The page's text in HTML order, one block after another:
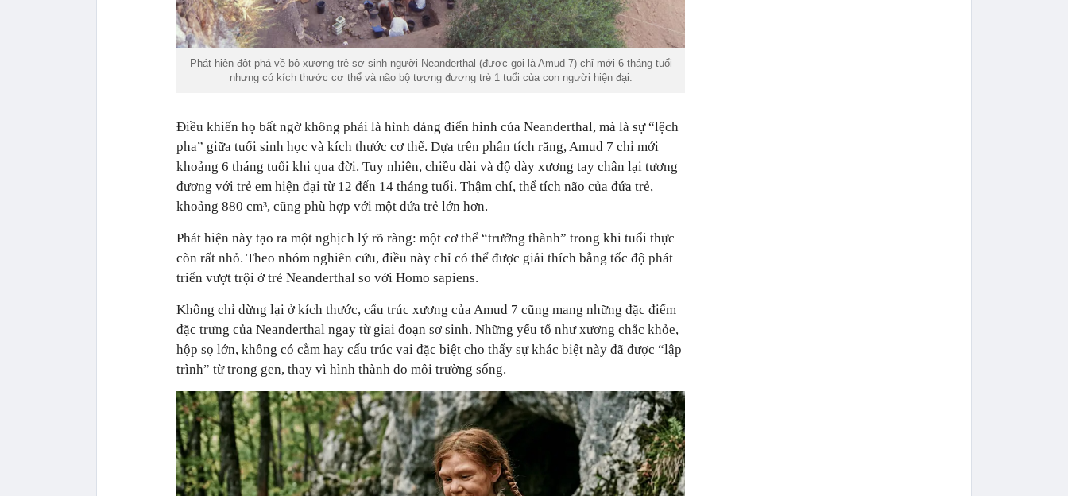
Phát hiện đột phá về bộ xương trẻ sơ sinh người Neanderthal (được gọi là Amud 7) chỉ mới 6 tháng tuổi
nhưng có kích thước cơ thể và não bộ tương đương trẻ 1 tuổi của con người hiện đại.
Điều khiến họ bất ngờ không phải là hình dáng điển hình của Neanderthal, mà là sự “lệch
pha” giữa tuổi sinh học và kích thước cơ thể. Dựa trên phân tích răng, Amud 7 chỉ mới
khoảng 6 tháng tuổi khi qua đời. Tuy nhiên, chiều dài và độ dày xương tay chân lại tương
đương với trẻ em hiện đại từ 12 đến 14 tháng tuổi. Thậm chí, thể tích não của đứa trẻ,
khoảng 880 cm³, cũng phù hợp với một đứa trẻ lớn hơn.
Phát hiện này tạo ra một nghịch lý rõ ràng: một cơ thể “trưởng thành” trong khi tuổi thực
còn rất nhỏ. Theo nhóm nghiên cứu, điều này chỉ có thể được giải thích bằng tốc độ phát
triển vượt trội ở trẻ Neanderthal so với Homo sapiens.
Không chỉ dừng lại ở kích thước, cấu trúc xương của Amud 7 cũng mang những đặc điểm
đặc trưng của Neanderthal ngay từ giai đoạn sơ sinh. Những yếu tố như xương chắc khỏe,
hộp sọ lớn, không có cằm hay cấu trúc vai đặc biệt cho thấy sự khác biệt này đã được “lập
trình” từ trong gen, thay vì hình thành do môi trường sống.